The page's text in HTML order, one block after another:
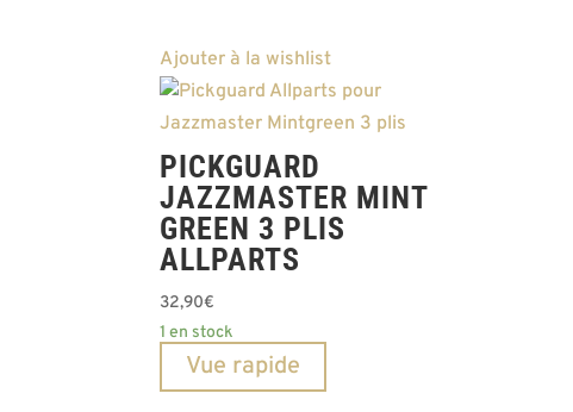
Ajouter à la wishlist
PICKGUARD
JAZZMASTER MINT
GREEN 3 PLIS
ALLPARTS
32,90€
1 en stock
Vue rapide